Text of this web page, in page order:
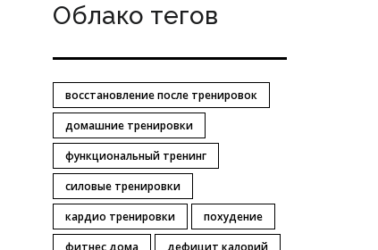
Облако тегов
восстановление после тренировок
домашние тренировки
функциональный тренинг
силовые тренировки
кардио тренировки
похудение
фитнес дома
дефицит калорий